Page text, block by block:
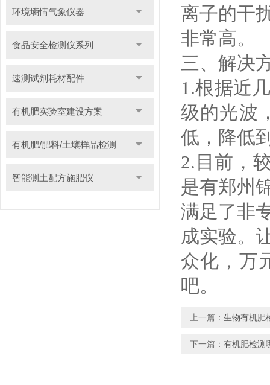
环境墒情气象仪器
食品安全检测仪系列
速测试剂耗材配件
有机肥实验室建设方案
有机肥/肥料/土壤样品检测
智能测土配方施肥仪
离子的干
非常高。
三、解决
1.根据近
级的光波
低，降低
2.目前，
是有郑州
满足了非
成实验。
众化，万
吧。
上一篇： 生物有机肥
下一篇： 有机肥检测